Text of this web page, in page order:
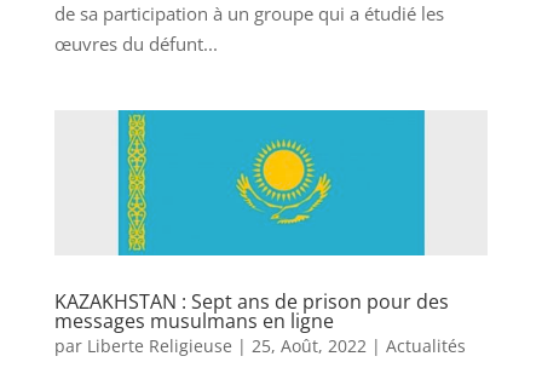
de sa participation à un groupe qui a étudié les
œuvres du défunt...
KAZAKHSTAN : Sept ans de prison pour des
messages musulmans en ligne
par Liberte Religieuse | 25, Août, 2022| Actualités